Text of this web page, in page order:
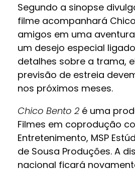
Segundo a sinopse
filme acompanhará
amigos em uma
um desejo especial
detalhes sobre a trama,
previsão de estreia
nos próximos meses.
Chico Bento 2é uma
Filmes em coprodução
Entretenimento, MSP
de Sousa Produções. A
nacional ficará